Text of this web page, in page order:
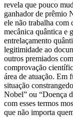
revela que pouco
ganhador de prêmio
ele não trabalha com
mecânica quântica e
entrelaçamento
legitimidade ao
outros premiados
comprovação
área de atuação. Em
situação
Nobel” ou “Doença
com esses termos
que não importa